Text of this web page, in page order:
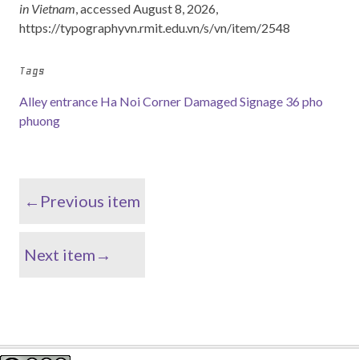
in Vietnam, accessed August 8, 2026,
https://typographyvn.rmit.edu.vn/s/vn/item/2548
Tags
Alley entrance Ha Noi Corner Damaged Signage 36 pho
phuong
←Previous item
Next item→